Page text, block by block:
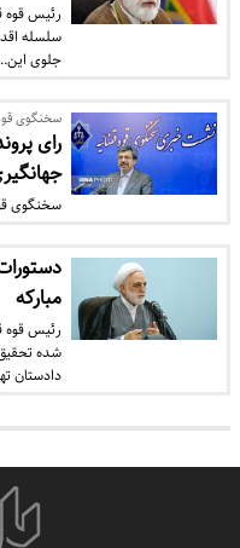
رئیس قوه
سلسله
جلوی
سخنگوی
رای
جهانگیری
سخنگوی
مبارکه
رئیس
شده
دادستان